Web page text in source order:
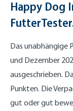
Happy Dog
Das unabhängige
und Dezember
ausgeschrieben.
Punkten. Die
gut oder gut